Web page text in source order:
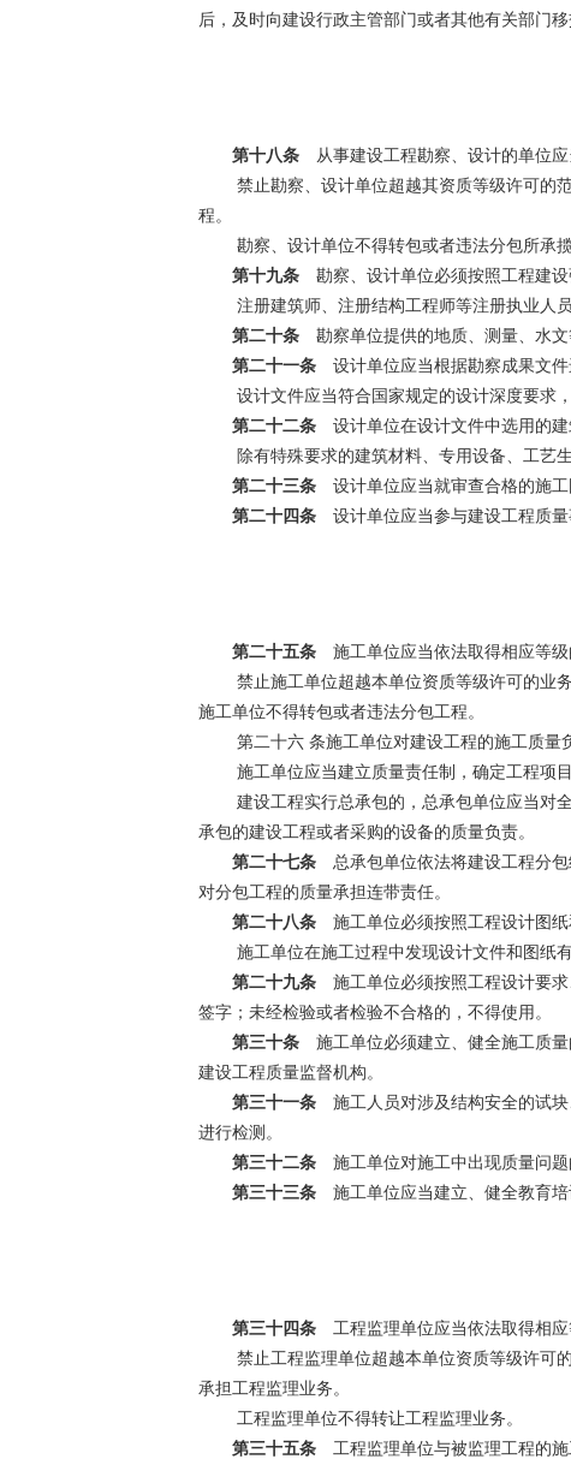
后，及时向建设行政主管部门或者其他有关部门移
第十八条从事建设工程勘察、设计的单位应
禁止勘察、设计单位超越其资质等级许可的
程。
勘察、设计单位不得转包或者违法分包所承揽
第十九条勘察、设计单位必须按照工程建设
注册建筑师、注册结构工程师等注册执业人
第二十条勘察单位提供的地质、测量、水文
第二十一条设计单位应当根据勘察成果文件
设计文件应当符合国家规定的设计深度要求
第二十二条设计单位在设计文件中选用的建
除有特殊要求的建筑材料、专用设备、工艺
第二十三条设计单位应当就审查合格的施工
第二十四条设计单位应当参与建设工程质量
第二十五条施工单位应当依法取得相应等级
禁止施工单位超越本单位资质等级许可的业
施工单位不得转包或者违法分包工程。
第二十六 条施工单位对建设工程的施工质量
施工单位应当建立质量责任制，确定工程项
建设工程实行总承包的，总承包单位应当对
承包的建设工程或者采购的设备的质量负责。
第二十七条总承包单位依法将建设工程分包
对分包工程的质量承担连带责任。
第二十八条施工单位必须按照工程设计图纸
施工单位在施工过程中发现设计文件和图纸
第二十九条施工单位必须按照工程设计要求
签字；未经检验或者检验不合格的，不得使用。
第三十条施工单位必须建立、健全施工质量
建设工程质量监督机构。
第三十一条施工人员对涉及结构安全的试块
进行检测。
第三十二条施工单位对施工中出现质量问题
第三十三条施工单位应当建立、健全教育培
第三十四条工程监理单位应当依法取得相应
禁止工程监理单位超越本单位资质等级许可
承担工程监理业务。
工程监理单位不得转让工程监理业务。
第三十五条工程监理单位与被监理工程的施